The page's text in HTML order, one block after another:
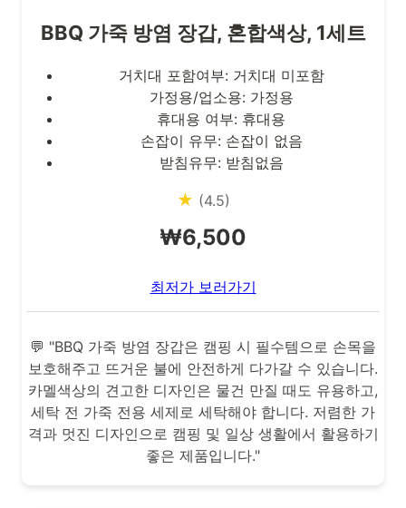
BBQ 가죽 방염 장갑, 혼합색상, 1세트
거치대 포함여부: 거치대 미포함
가정용/업소용: 가정용
휴대용 여부: 휴대용
손잡이 유무: 손잡이 없음
받침유무: 받침없음
★ (4.5)
₩6,500
최저가 보러가기
💬 "BBQ 가죽 방염 장갑은 캠핑 시 필수템으로 손목을
보호해주고 뜨거운 불에 안전하게 다가갈 수 있습니다.
카멜색상의 견고한 디자인은 물건 만질 때도 유용하고,
세탁 전 가죽 전용 세제로 세탁해야 합니다. 저렴한 가
격과 멋진 디자인으로 캠핑 및 일상 생활에서 활용하기
좋은 제품입니다."